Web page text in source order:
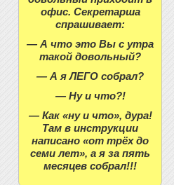
офис. Секретарша
спрашивает:
— А что это Вы с утра
такой довольный?
— А я ЛЕГО собрал?
— Ну и что?!
— Как «ну и что», дура!
Там в инструкции
написано «от трёх до
семи лет», а я за пять
месяцев собрал!!!